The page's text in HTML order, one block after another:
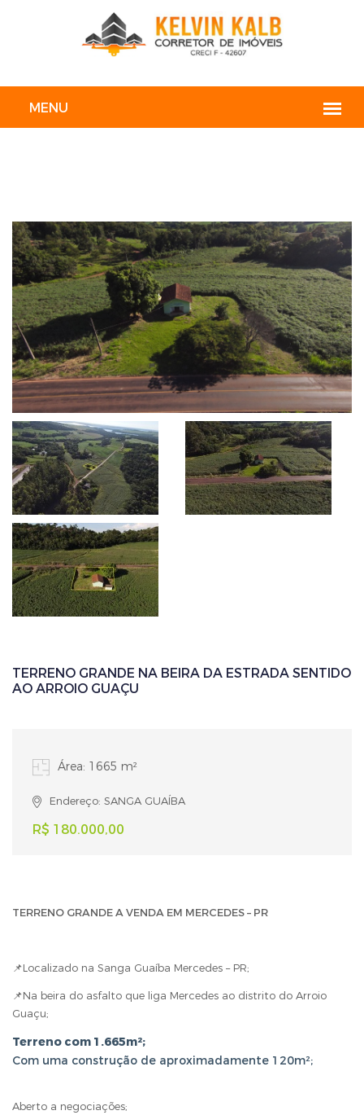
TERRENO GRANDE NA BEIRA DA ESTRADA SENTIDO
AO ARROIO GUAÇU
Área: 1665 m²
Endereço: SANGA GUAÍBA
R$ 180.000,00
TERRENO GRANDE A VENDA EM MERCEDES – PR
📌Localizado na Sanga Guaíba Mercedes – PR;
📌Na beira do asfalto que liga Mercedes ao distrito do Arroio
Guaçu;
Terreno com 1.665m²;
Com uma construção de aproximadamente 120m²;
Aberto a negociações;